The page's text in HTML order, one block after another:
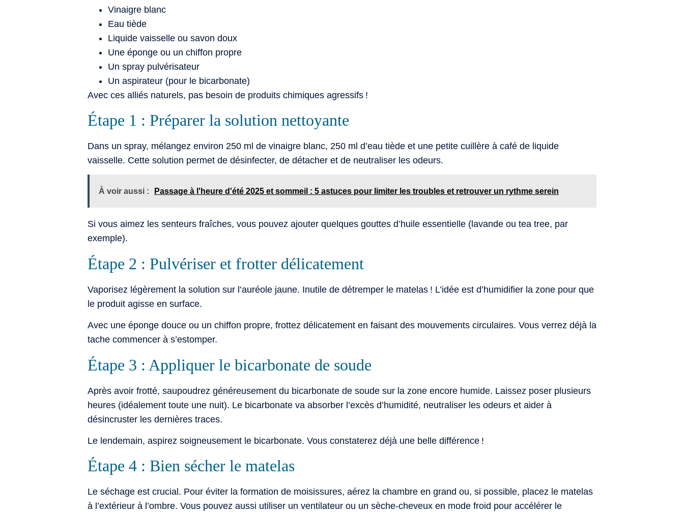
Vinaigre blanc
Eau tiède
Liquide vaisselle ou savon doux
Une éponge ou un chiffon propre
Un spray pulvérisateur
Un aspirateur (pour le bicarbonate)
Avec ces alliés naturels, pas besoin de produits chimiques agressifs !
Étape 1 : Préparer la solution nettoyante
Dans un spray, mélangez environ 250 ml de vinaigre blanc, 250 ml d’eau tiède et une petite cuillère à café de liquide
vaisselle. Cette solution permet de désinfecter, de détacher et de neutraliser les odeurs.
À voir aussi : Passage à l'heure d'été 2025 et sommeil : 5 astuces pour limiter les troubles et retrouver un rythme serein
Si vous aimez les senteurs fraîches, vous pouvez ajouter quelques gouttes d’huile essentielle (lavande ou tea tree, par
exemple).
Étape 2 : Pulvériser et frotter délicatement
Vaporisez légèrement la solution sur l’auréole jaune. Inutile de détremper le matelas ! L’idée est d’humidifier la zone pour que
le produit agisse en surface.
Avec une éponge douce ou un chiffon propre, frottez délicatement en faisant des mouvements circulaires. Vous verrez déjà la
tache commencer à s’estomper.
Étape 3 : Appliquer le bicarbonate de soude
Après avoir frotté, saupoudrez généreusement du bicarbonate de soude sur la zone encore humide. Laissez poser plusieurs
heures (idéalement toute une nuit). Le bicarbonate va absorber l’excès d’humidité, neutraliser les odeurs et aider à
désincruster les dernières traces.
Le lendemain, aspirez soigneusement le bicarbonate. Vous constaterez déjà une belle différence !
Étape 4 : Bien sécher le matelas
Le séchage est crucial. Pour éviter la formation de moisissures, aérez la chambre en grand ou, si possible, placez le matelas
à l’extérieur à l’ombre. Vous pouvez aussi utiliser un ventilateur ou un sèche-cheveux en mode froid pour accélérer le